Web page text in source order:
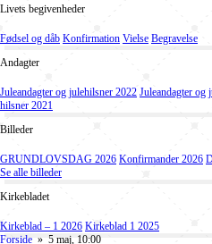
Livets begivenheder
Fødsel og dåb Konfirmation Vielse Begravelse
Andagter
Juleandagter og julehilsner 2022 Juleandagter og
hilsner 2021
Billeder
GRUNDLOVSDAG 2026 Konfirmander 2026
Se alle billeder
Kirkebladet
Kirkeblad – 1 2026 Kirkeblad 1 2025
Forside » 5 maj, 10:00